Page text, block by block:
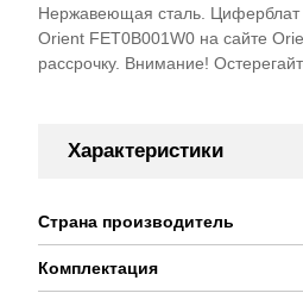
Нержавеющая сталь. Циферблат
Orient FET0B001W0 на сайте
рассрочку. Внимание!
Характеристики
Страна производитель
Комплектация